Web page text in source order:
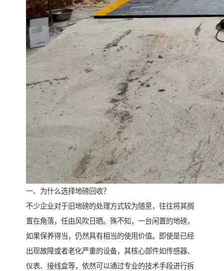
一、为什么选择地磅回收？
不少企业对于旧地磅的处理方式较为随意，往往将其搁
置在角落，任由风吹日晒。殊不知，一台闲置的地磅，
如果保养得当，仍然具有相当的使用价值。即使是已经
出现故障或者老化严重的设备，其核心部件如传感器、
仪表、接线盒等，依然可以通过专业的技术手段进行拆